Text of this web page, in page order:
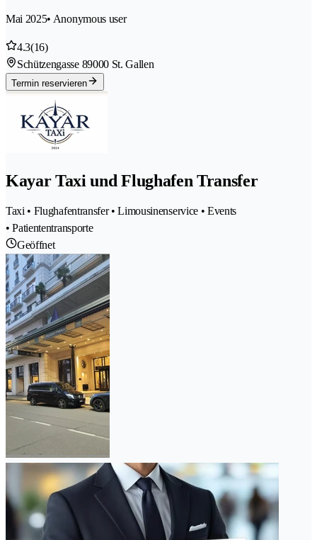
Mai 2025• Anonymous user
4.3(16)
Schützengasse 89000 St. Gallen
Termin reservieren
Kayar Taxi und Flughafen Transfer
Taxi • Flughafentransfer • Limousinenservice • Events
• Patiententransporte
Geöffnet